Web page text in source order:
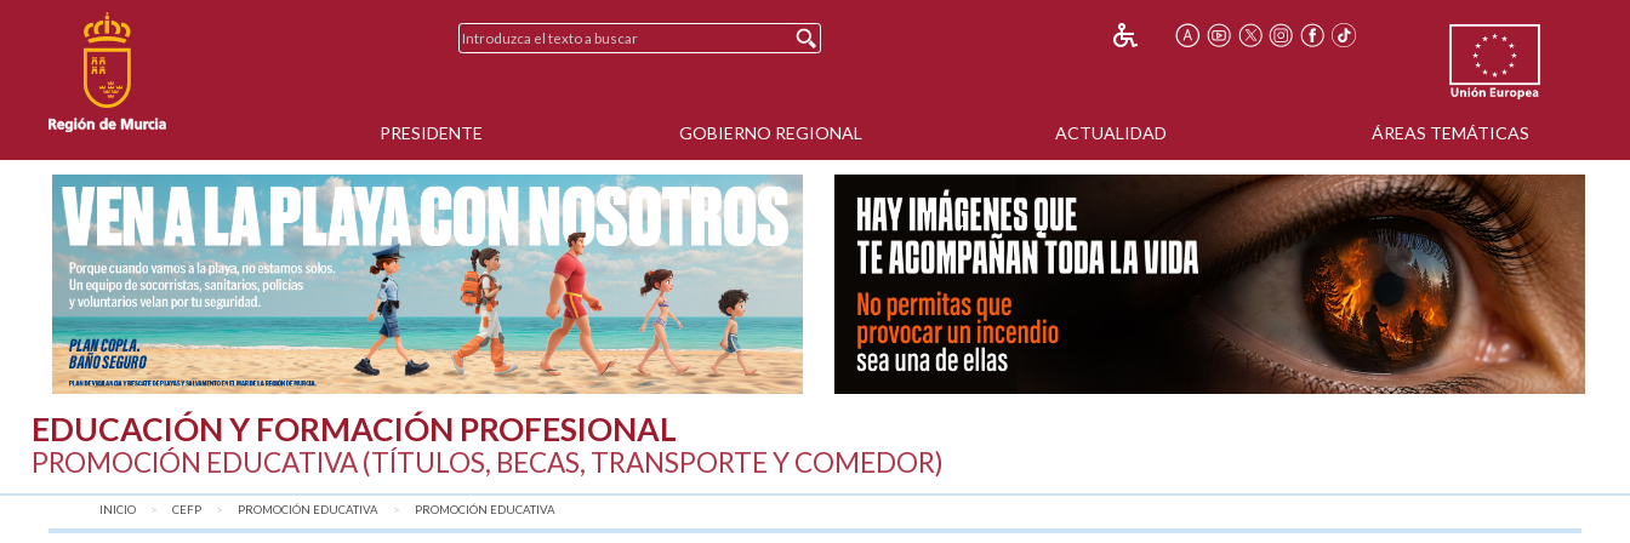
PRESIDENTE GOBIERNO REGIONAL ACTUALIDAD ÁREAS TEMÁTICAS
EDUCACIÓN Y FORMACIÓN PROFESIONAL
PROMOCIÓN EDUCATIVA (TÍTULOS, BECAS, TRANSPORTE Y COMEDOR)
INICIO CEFP PROMOCIÓN EDUCATIVA AQUÍ:
PROMOCIÓN EDUCATIVA